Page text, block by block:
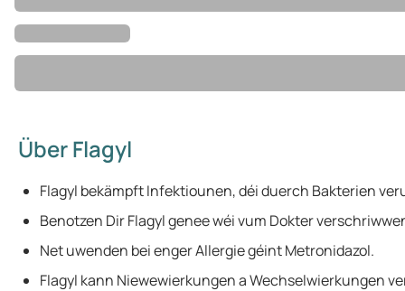
Über Flagyl
Flagyl bekämpft Infektiounen, déi duerch Bakterien
Benotzen Dir Flagyl genee wéi vum Dokter
Net uwenden bei enger Allergie géint Metronidazol.
Flagyl kann Niewewierkungen a Wechselwierkungen